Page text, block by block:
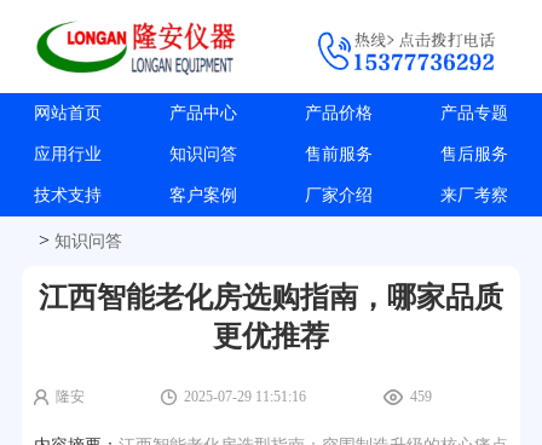
网站首页 产品中心 产品价格 产品专题
应用行业 知识问答 售前服务 售后服务
技术支持 客户案例 厂家介绍 来厂考察
> 知识问答
江西智能老化房选购指南，哪家品质
更优推荐
隆安 2025-07-29 11:51:16 459